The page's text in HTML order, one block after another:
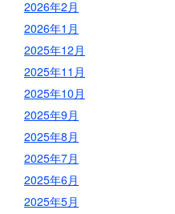
2026年2月
2026年1月
2025年12月
2025年11月
2025年10月
2025年9月
2025年8月
2025年7月
2025年6月
2025年5月